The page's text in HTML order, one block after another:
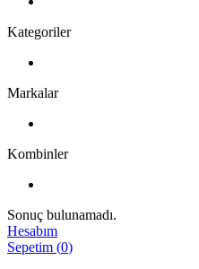
Kategoriler
Markalar
Kombinler
Sonuç bulunamadı.
Hesabım
Sepetim (0)